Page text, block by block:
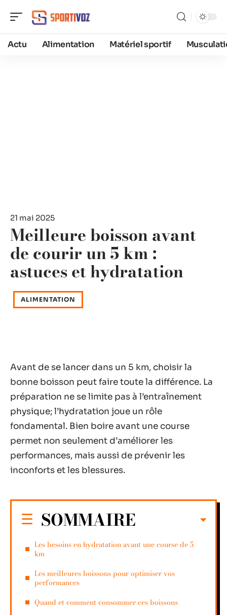
Actu Alimentation Matériel sportif
21 mai 2025
Meilleure boisson avant
de courir un 5 km :
astuces et hydratation
ALIMENTATION
Avant de se lancer dans un 5 km, choisir la
bonne boisson peut faire toute la différence. La
préparation ne se limite pas à l’entraînement
physique; l’hydratation joue un rôle
fondamental. Bien boire avant une course
permet non seulement d’améliorer les
performances, mais aussi de prévenir les
inconforts et les blessures.
SOMMAIRE
Les besoins en hydratation avant une course de 5
km
Les meilleures boissons pour optimiser vos
performances
Quand et comment consommer ces boissons